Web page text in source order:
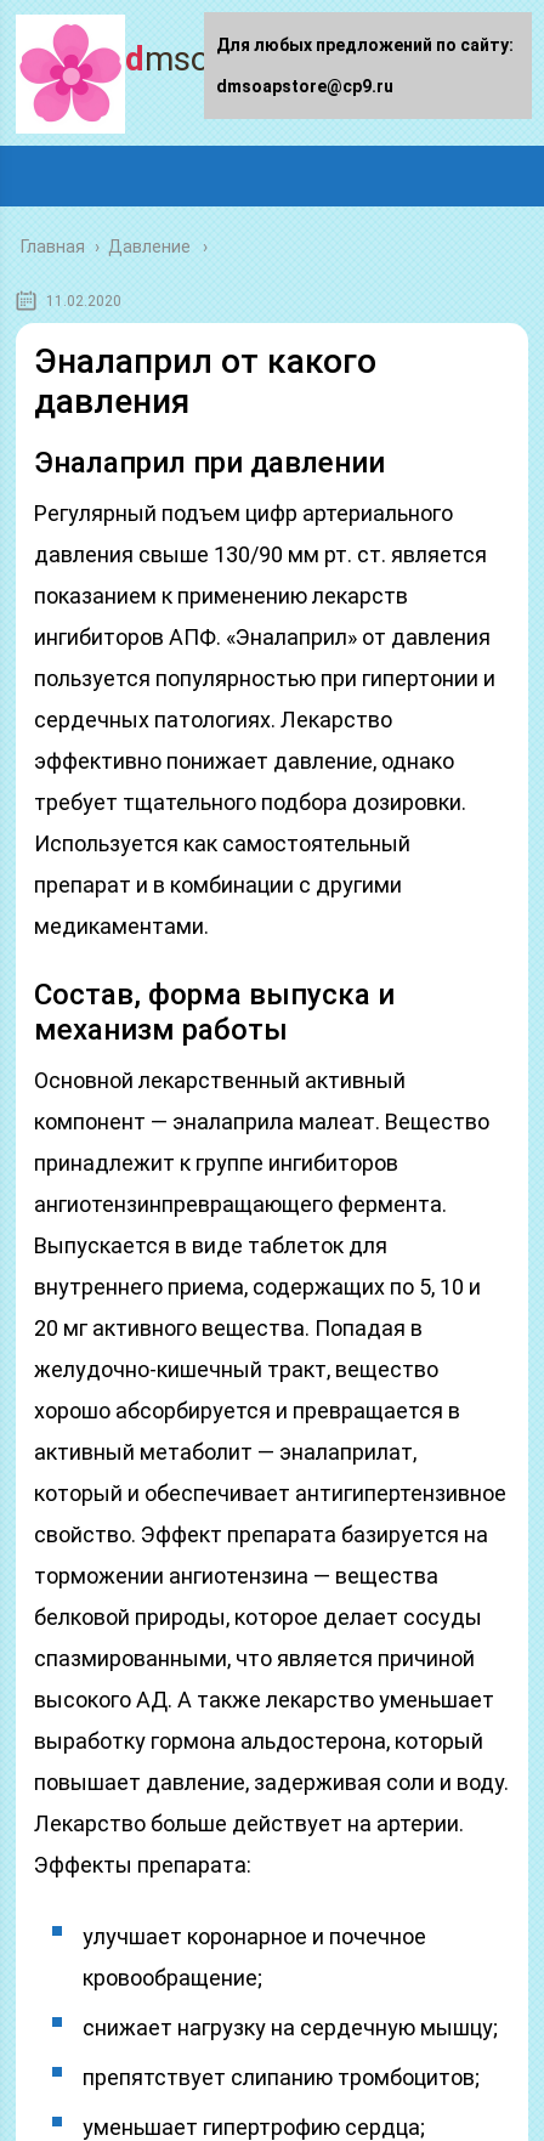
dmsoapstore.ru
Главная › Давление
11.02.2020
Эналаприл от какого
давления
Эналаприл при давлении
Регулярный подъем цифр артериального
давления свыше 130/90 мм рт. ст. является
показанием к применению лекарств
ингибиторов АПФ. «Эналаприл» от давления
пользуется популярностью при гипертонии и
сердечных патологиях. Лекарство
эффективно понижает давление, однако
требует тщательного подбора дозировки.
Используется как самостоятельный
препарат и в комбинации с другими
медикаментами.
Состав, форма выпуска и
механизм работы
Основной лекарственный активный
компонент — эналаприла малеат. Вещество
принадлежит к группе ингибиторов
ангиотензинпревращающего фермента.
Выпускается в виде таблеток для
внутреннего приема, содержащих по 5, 10 и
20 мг активного вещества. Попадая в
желудочно-кишечный тракт, вещество
хорошо абсорбируется и превращается в
активный метаболит — эналаприлат,
который и обеспечивает антигипертензивное
свойство. Эффект препарата базируется на
торможении ангиотензина — вещества
белковой природы, которое делает сосуды
спазмированными, что является причиной
высокого АД. А также лекарство уменьшает
выработку гормона альдостерона, который
повышает давление, задерживая соли и воду.
Лекарство больше действует на артерии.
Эффекты препарата:
улучшает коронарное и почечное
кровообращение;
снижает нагрузку на сердечную мышцу;
препятствует слипанию тромбоцитов;
уменьшает гипертрофию сердца;
Для любых предложений по сайту:
dmsoapstore@cp9.ru